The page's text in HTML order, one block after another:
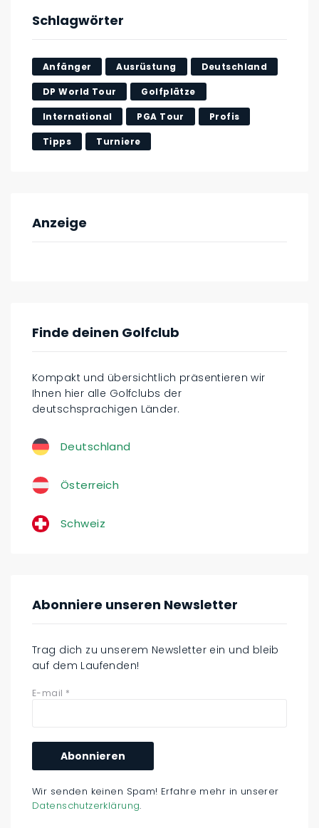
Schlagwörter
Anfänger Ausrüstung Deutschland
DP World Tour Golfplätze
International PGA Tour Profis
Tipps Turniere
Anzeige
Finde deinen Golfclub
Kompakt und übersichtlich präsentieren wir
Ihnen hier alle Golfclubs der
deutschsprachigen Länder.
Deutschland
Österreich
Schweiz
Abonniere unseren Newsletter
Trag dich zu unserem Newsletter ein und bleib
auf dem Laufenden!
E-mail *
Wir senden keinen Spam! Erfahre mehr in unserer
Datenschutzerklärung.